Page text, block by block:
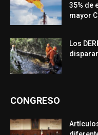
35% de
mayor
Los
CONGRESO